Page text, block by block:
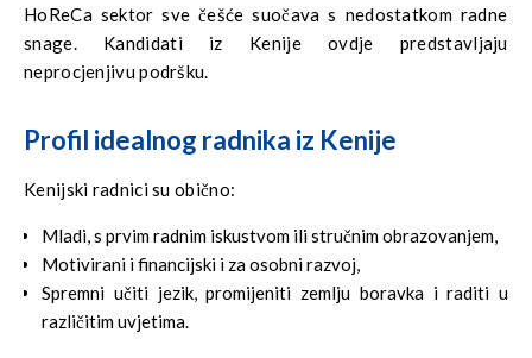
HoReCa sektor sve češće suočava s nedostatkom radne
snage. Kandidati iz Kenije ovdje predstavljaju
neprocjenjivu podršku.
Profil idealnog radnika iz Kenije
Kenijski radnici su obično:
Mladi, s prvim radnim iskustvom ili stručnim obrazovanjem,
Motivirani i financijski i za osobni razvoj,
Spremni učiti jezik, promijeniti zemlju boravka i raditi u
različitim uvjetima.